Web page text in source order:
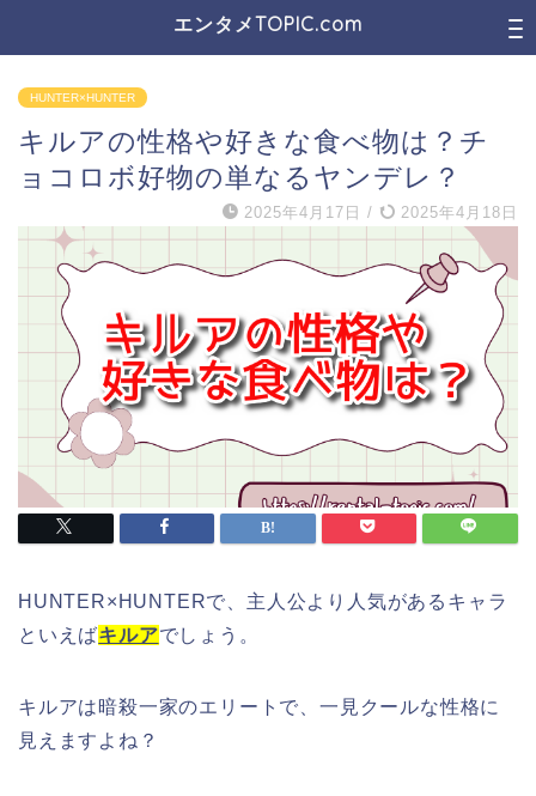
エンタメTOPIC.com
HUNTER×HUNTER
キルアの性格や好きな食べ物は？チ
ョコロボ好物の単なるヤンデレ？
2025年4月17日 / 2025年4月18日
HUNTER×HUNTERで、主人公より人気があるキャラ
といえばキルアでしょう。
キルアは暗殺一家のエリートで、一見クールな性格に
見えますよね？